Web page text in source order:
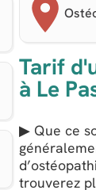
Tarif
à Le
▶ Que ce
trouverez